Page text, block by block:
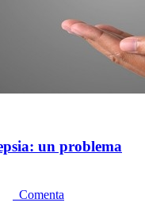
un problema
Comenta